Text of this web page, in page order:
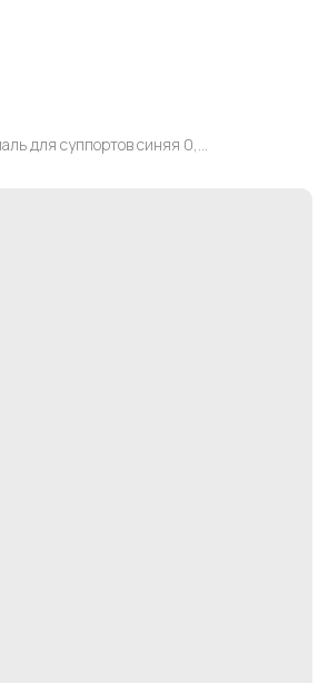
MOTiP Эмаль для суппортов синяя 0,4л